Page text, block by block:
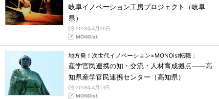
岐阜イノベーション工房プロジェクト（岐阜
県）
2018年4月20日
MONOist
地方発！次世代イノベーション×MONOist転職：
産学官民連携の知・交流・人材育成拠点――高
知県産学官民連携センター（高知県）
2018年4月13日
MONOist